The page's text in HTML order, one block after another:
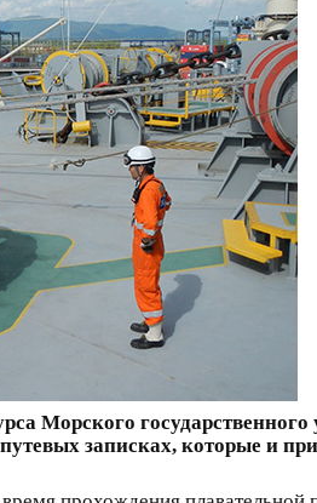
Морского
записках, которые и